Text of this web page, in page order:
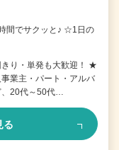
間でサクッと♪ ☆1日の
り・単発も大歓迎！ ★
業主・パート・アルバ
20代～50代…
る